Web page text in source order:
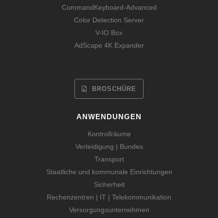
CommandKeyboard-Advanced
Color Detection Server
V-IO Box
AdScape 4K Expander
BROSCHÜRE
ANWENDUNGEN
Kontrollräume
Verteidigung | Bundes
Transport
Staatliche und kommunale Einrichtungen
Sicherheit
Rechenzentren | IT | Telekommunikation
Versorgungsunternehmen